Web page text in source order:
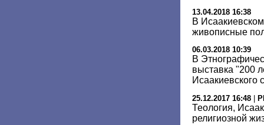
13.04.2018 16:38
В
живописные
06.03.2018 10:39
В
выставка "200
Исаакиевского
25.12.2017 16:48 |
Теология,
религиозной